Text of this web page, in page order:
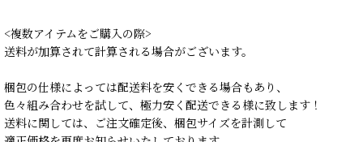
<複数アイテムをご購入の際>
送料が加算されて計算される場合がございます。
梱包の仕様によっては配送料を安くできる場合もあり、
色々組み合わせを試して、極力安く配送できる様に致します！
送料に関しては、ご注文確定後、梱包サイズを計測して